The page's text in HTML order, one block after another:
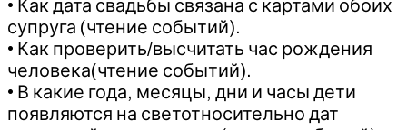
• Как дата свадьбы связана с картами обоих
супруга (чтение событий).
• Как проверить/высчитать час рождения
человека(чтение событий).
• В какие года, месяцы, дни и часы дети
появляются на светотносительно дат